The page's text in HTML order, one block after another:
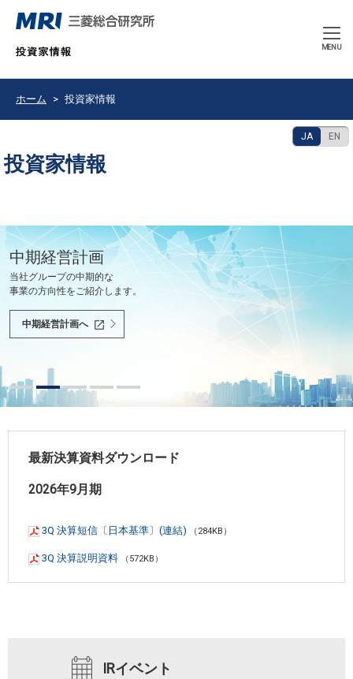
CLOSE
MENU
ホーム 投資家情報
投資家情報
JA EN
豊かで持続可能な未来の共創を使命として、
世界と共に、あるべき未来を問い続け、
社会課題を解決し、社会の変革を先駆けます。
中期経営計画
当社グループの中期的な
事業の方向性をご紹介します。
中期経営計画へ
決算発表
最新の決算情報をご確認ください。
決算情報へ
2026年9月期 中間報告書
2026年6月
中間報告書へ
会社紹介ムービー
会社紹介ムービーをご覧いただけます。
会社紹介ムービーへ
最新決算資料ダウンロード
2026年9月期
3Q 決算短信〔日本基準〕(連結) （284KB）
3Q 決算説明資料 （572KB）
IRイベント